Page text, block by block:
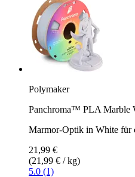
Polymaker
Panchroma™ PLA Marble
Marmor-Optik in White für
21,99 €
(21,99 € / kg)
5.0 (1)